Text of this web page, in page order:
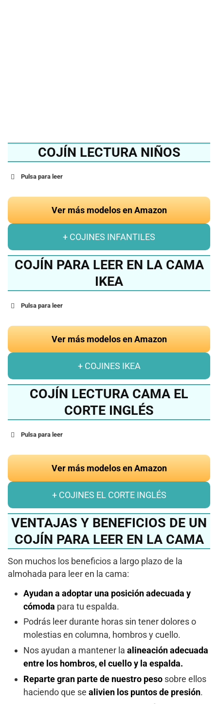
COJÍN LECTURA NIÑOS
Pulsa para leer
Ver más modelos en Amazon
+ COJINES INFANTILES
COJÍN PARA LEER EN LA CAMA
IKEA
Pulsa para leer
Ver más modelos en Amazon
+ COJINES IKEA
COJÍN LECTURA CAMA EL
CORTE INGLÉS
Pulsa para leer
Ver más modelos en Amazon
+ COJINES EL CORTE INGLÉS
VENTAJAS Y BENEFICIOS DE UN
COJÍN PARA LEER EN LA CAMA
Son muchos los beneficios a largo plazo de la
almohada para leer en la cama:
Ayudan a adoptar una posición adecuada y
cómoda para tu espalda.
Podrás leer durante horas sin tener dolores o
molestias en columna, hombros y cuello.
Nos ayudan a mantener la alineación adecuada
entre los hombros, el cuello y la espalda.
Reparte gran parte de nuestro peso sobre ellos
haciendo que se alivien los puntos de presión.